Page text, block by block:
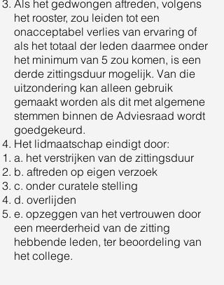
Als het gedwongen aftreden, volgens
het rooster, zou leiden tot een
onacceptabel verlies van ervaring of
als het totaal der leden daarmee onder
het minimum van 5 zou komen, is een
derde zittingsduur mogelijk. Van die
uitzondering kan alleen gebruik
gemaakt worden als dit met algemene
stemmen binnen de Adviesraad wordt
goedgekeurd.
Het lidmaatschap eindigt door:
a. het verstrijken van de zittingsduur
b. aftreden op eigen verzoek
c. onder curatele stelling
d. overlijden
e. opzeggen van het vertrouwen door
een meerderheid van de zitting
hebbende leden, ter beoordeling van
het college.